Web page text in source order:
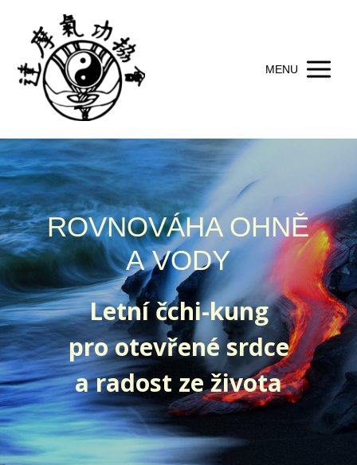
MENU
ROVNOVÁHA OHNĚ
A VODY
Letní čchi-kung
pro otevřené srdce
a radost ze života